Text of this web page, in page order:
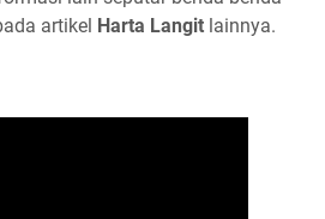
artikel Harta Langit lainnya.